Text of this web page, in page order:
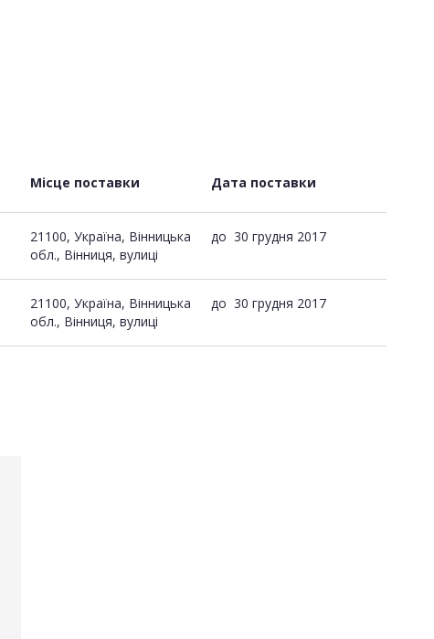
Місце поставки Дата поставки
21100, Україна, Вінницька
обл., Вінниця, вулиці
до 30 грудня 2017
21100, Україна, Вінницька
обл., Вінниця, вулиці
до 30 грудня 2017